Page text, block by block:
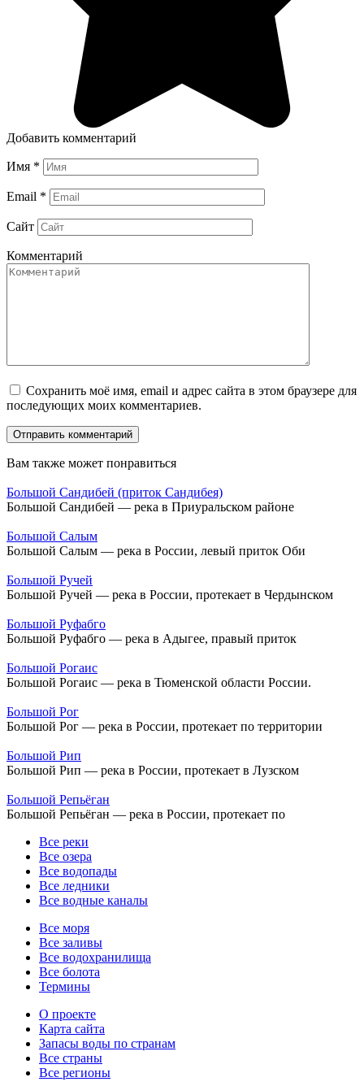
Добавить комментарий
Имя *
Email *
Сайт
Комментарий
Сохранить моё имя, email и адрес сайта в этом браузере для
последующих моих комментариев.
Вам также может понравиться
Большой Сандибей (приток Сандибея)
Большой Сандибей — река в Приуральском районе
Большой Салым
Большой Салым — река в России, левый приток Оби
Большой Ручей
Большой Ручей — река в России, протекает в Чердынском
Большой Руфабго
Большой Руфабго — река в Адыгее, правый приток
Большой Рогаис
Большой Рогаис — река в Тюменской области России.
Большой Рог
Большой Рог — река в России, протекает по территории
Большой Рип
Большой Рип — река в России, протекает в Лузском
Большой Репьёган
Большой Репьёган — река в России, протекает по
Все реки
Все озера
Все водопады
Все ледники
Все водные каналы
Все моря
Все заливы
Все водохранилища
Все болота
Термины
О проекте
Карта сайта
Запасы воды по странам
Все страны
Все регионы